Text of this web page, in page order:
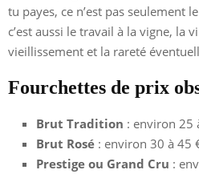
tu payes, ce n’est pas seulement
c’est aussi le travail à la vigne, la
vieillissement et la rareté
Fourchettes de prix
Brut Tradition : environ 25
Brut Rosé : environ 30 à 45
Prestige ou Grand Cru :